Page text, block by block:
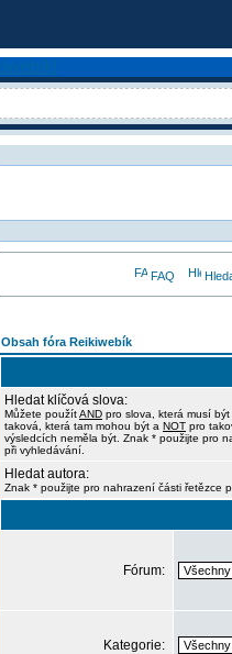
FAQ
Obsah fóra Reikiwebík
Hledat klíčová slova:
Můžete použítAND pro slova, která musí
taková, která tam mohou být a NOT pro
výsledcích neměla být. Znak * použijte pro
při vyhledávání.
Hledat autora:
Znak * použijte pro nahrazení části řetězce
Fórum:
Kategorie: